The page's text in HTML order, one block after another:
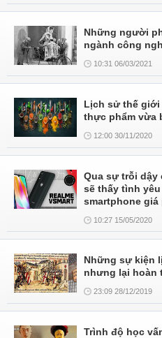
Những người
ngành công
10:31 06/03/2021
Lịch sử thế giới
thực phẩm vừa
12:00 30/11/2020
Qua sự trỗi dậy
sẽ thấy tình
smartphone
10:27 15/05/2020
Những sự kiện
nhưng lại hoàn
23:09 28/12/2019
Trình độ học